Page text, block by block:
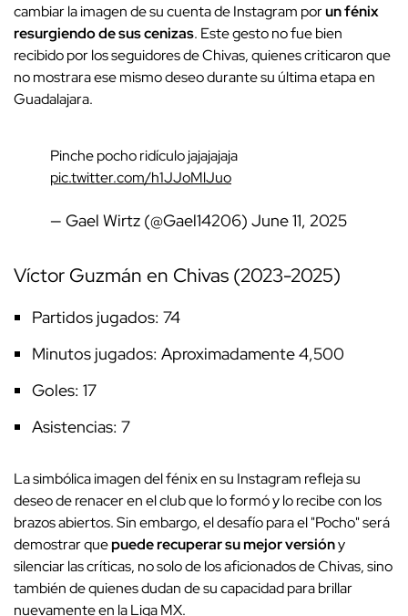
cambiar la imagen de su cuenta de Instagram porun fénix
resurgiendo de sus cenizas. Este gesto no fue bien
recibido por los seguidores de Chivas, quienes criticaron que
no mostrara ese mismo deseo durante su última etapa en
Guadalajara.
Pinche pocho ridículo jajajajaja
pic.twitter.com/h1JJoMlJuo
— Gael Wirtz (@Gael14206) June 11, 2025
Víctor Guzmán en Chivas (2023-2025)
Partidos jugados: 74
Minutos jugados: Aproximadamente 4,500
Goles: 17
Asistencias: 7
La simbólica imagen del fénix en su Instagram refleja su
deseo de renacer en el club que lo formó y lo recibe con los
brazos abiertos. Sin embargo, el desafío para el "Pocho" será
demostrar quepuede recuperar su mejor versióny
silenciar las críticas, no solo de los aficionados de Chivas, sino
también de quienes dudan de su capacidad para brillar
nuevamente en la Liga MX.